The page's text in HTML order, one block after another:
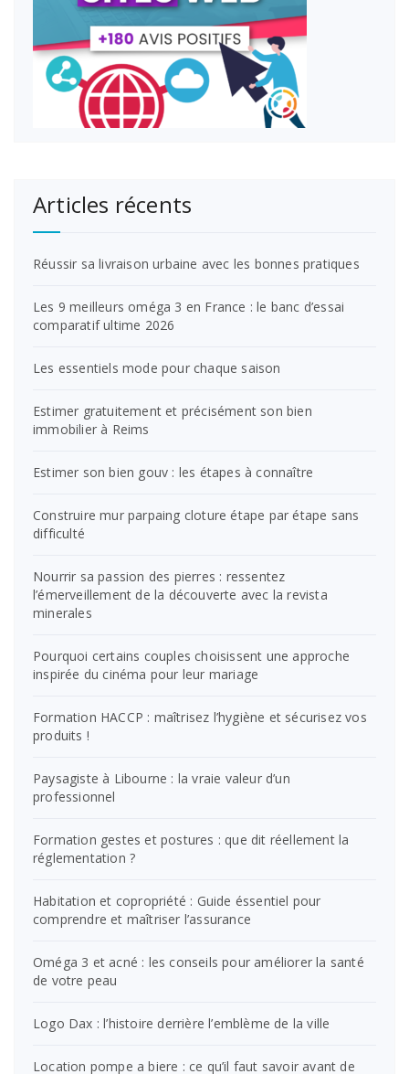
Articles récents
Réussir sa livraison urbaine avec les bonnes pratiques
Les 9 meilleurs oméga 3 en France : le banc d’essai
comparatif ultime 2026
Les essentiels mode pour chaque saison
Estimer gratuitement et précisément son bien
immobilier à Reims
Estimer son bien gouv : les étapes à connaître
Construire mur parpaing cloture étape par étape sans
difficulté
Nourrir sa passion des pierres : ressentez
l’émerveillement de la découverte avec la revista
minerales
Pourquoi certains couples choisissent une approche
inspirée du cinéma pour leur mariage
Formation HACCP : maîtrisez l’hygiène et sécurisez vos
produits !
Paysagiste à Libourne : la vraie valeur d’un
professionnel
Formation gestes et postures : que dit réellement la
réglementation ?
Habitation et copropriété : Guide éssentiel pour
comprendre et maîtriser l’assurance
Oméga 3 et acné : les conseils pour améliorer la santé
de votre peau
Logo Dax : l’histoire derrière l’emblème de la ville
Location pompe a biere : ce qu’il faut savoir avant de